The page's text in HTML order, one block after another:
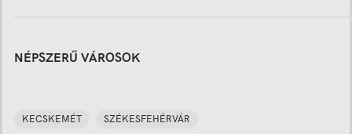
NÉPSZERŰ VÁROSOK
KECSKEMÉT SZÉKESFEHÉRVÁR